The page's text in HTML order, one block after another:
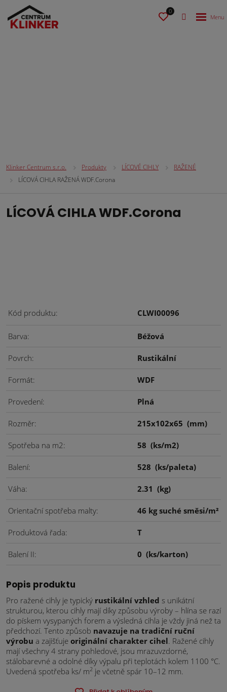
0
Klinker Centrum s.r.o. Produkty LÍCOVÉ CIHLY
RAŽENÉ
LÍCOVÁ CIHLA RAŽENÁ WDF.Corona
LÍCOVÁ CIHLA WDF.Corona
Kód produktu CLWI00096
Barva Béžová
Povrch Rustikální
Formát WDF
Provedení Plná
Rozměr 215x102x65 (mm)
Spotřeba na m2 58 (ks/m2)
Balení 528 (ks/paleta)
Váha 2.31 (kg)
Orientační spotřeba malty 46 kg suché směsi/m²
Produktová řada T
Balení II 0 (ks/karton)
Popis produktu
Pro ražené cihly je typický rustikální vzhled s unikátní
strukturou, kterou cihly mají díky způsobu výroby – hlína se razí
do pískem vysypaných forem a výsledná cihla je vždy jiná než ta
předchozí. Tento způsob navazuje na tradiční ruční
výrobu a zajišťuje originální charakter cihel. Ražené cihly
mají všechny 4 strany pohledové, jsou mrazuvzdorné,
stálobarevné a odolné díky výpalu při teplotách kolem 1100 °C.
Uvedená spotřeba ks/ m2 je včetně spár 10–12 mm.